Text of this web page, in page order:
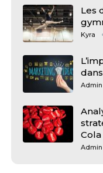
Les
Kyra
Admin
Cola
Admin